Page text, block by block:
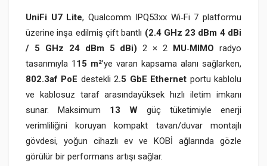
UniFi U7 Lite, Qualcomm IPQ53xx Wi‑Fi 7 platformu
üzerine inşa edilmiş çift bantlı (2.4 GHz 23 dBm 4 dBi
/ 5 GHz 24 dBm 5 dBi) 2 × 2 MU‑MIMO radyo
tasarımıyla 1 15 m²’ye varan kapsama alanı sağlarken,
802.3af PoE destekli 2.5 GbE Ethernet portu kablolu
ve kablosuz taraf arasındayüksek hızlı iletim imkanı
sunar. Maksimum 13 W güç tüketimiyle enerji
verimliliğini koruyan kompakt tavan/duvar montajlı
gövdesi, yoğun cihazlı ev ve KOBİ ağlarında gözle
görülür bir performans artışı sağlar.​